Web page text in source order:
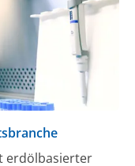
erdölbasierter